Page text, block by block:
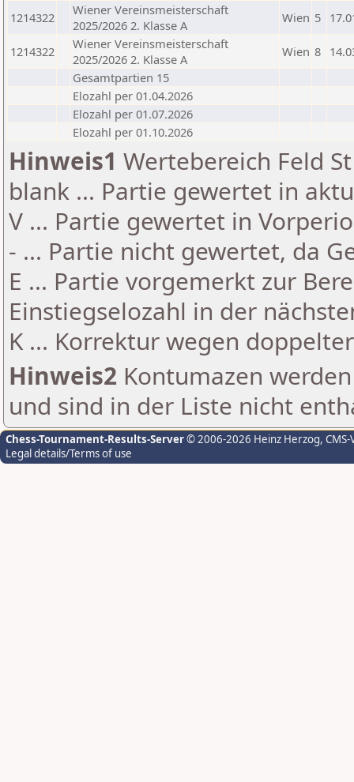
1214322
Wiener Vereinsmeisterschaft
2025/2026 2. Klasse A
Wien 5
1214322
Wiener Vereinsmeisterschaft
2025/2026 2. Klasse A
Wien 8
Gesamtpartien 15
Elozahl per 01.04.2026
Elozahl per 01.07.2026
Elozahl per 01.10.2026
Hinweis1 Wertebereich Feld
blank ... Partie gewertet in
V ... Partie gewertet in
- ... Partie nicht gewertet, da
E ... Partie vorgemerkt zur
Einstiegselozahl in der
K ... Korrektur wegen
Hinweis2 Kontumazen
und sind in der Liste nicht
Chess-Tournament-Results-Server© 2006-2026 Heinz Herzog,
Legal details/Terms of use